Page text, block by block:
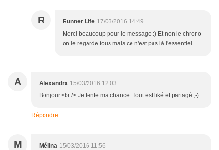
R Runner Life 17/03/2016 14:49
Merci beaucoup pour le message :) Et non le chrono
on le regarde tous mais ce n'est pas là l'essentiel
A Alexandra 15/03/2016 12:03
Bonjour.<br /> Je tente ma chance. Tout est liké et partagé ;-)
Répondre
M Mélina 15/03/2016 11:56